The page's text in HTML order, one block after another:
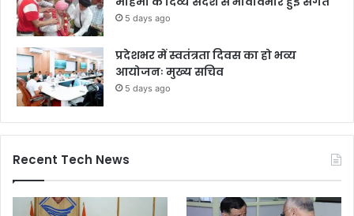
5 days ago
प्रदेशभर में स्वतंत्रता दिवस का हो भव्य
आयोजनः मुख्य सचिव
5 days ago
Recent Tech News